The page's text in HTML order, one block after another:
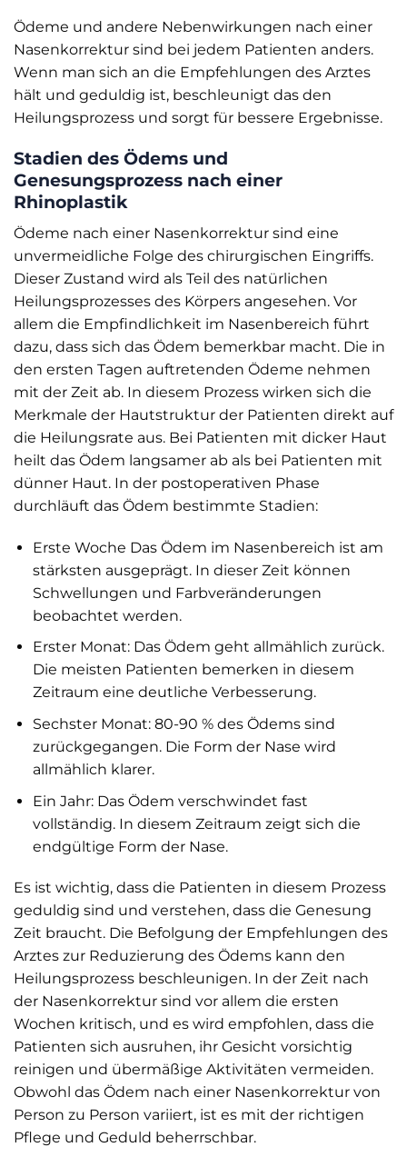
Ödeme und andere Nebenwirkungen nach einer
Nasenkorrektur sind bei jedem Patienten anders.
Wenn man sich an die Empfehlungen des Arztes
hält und geduldig ist, beschleunigt das den
Heilungsprozess und sorgt für bessere Ergebnisse.
Stadien des Ödems und
Genesungsprozess nach einer
Rhinoplastik
Ödeme nach einer Nasenkorrektur sind eine
unvermeidliche Folge des chirurgischen Eingriffs.
Dieser Zustand wird als Teil des natürlichen
Heilungsprozesses des Körpers angesehen. Vor
allem die Empfindlichkeit im Nasenbereich führt
dazu, dass sich das Ödem bemerkbar macht. Die in
den ersten Tagen auftretenden Ödeme nehmen
mit der Zeit ab. In diesem Prozess wirken sich die
Merkmale der Hautstruktur der Patienten direkt auf
die Heilungsrate aus. Bei Patienten mit dicker Haut
heilt das Ödem langsamer ab als bei Patienten mit
dünner Haut. In der postoperativen Phase
durchläuft das Ödem bestimmte Stadien:
Erste Woche Das Ödem im Nasenbereich ist am
stärksten ausgeprägt. In dieser Zeit können
Schwellungen und Farbveränderungen
beobachtet werden.
Erster Monat: Das Ödem geht allmählich zurück.
Die meisten Patienten bemerken in diesem
Zeitraum eine deutliche Verbesserung.
Sechster Monat: 80-90 % des Ödems sind
zurückgegangen. Die Form der Nase wird
allmählich klarer.
Ein Jahr: Das Ödem verschwindet fast
vollständig. In diesem Zeitraum zeigt sich die
endgültige Form der Nase.
Es ist wichtig, dass die Patienten in diesem Prozess
geduldig sind und verstehen, dass die Genesung
Zeit braucht. Die Befolgung der Empfehlungen des
Arztes zur Reduzierung des Ödems kann den
Heilungsprozess beschleunigen. In der Zeit nach
der Nasenkorrektur sind vor allem die ersten
Wochen kritisch, und es wird empfohlen, dass die
Patienten sich ausruhen, ihr Gesicht vorsichtig
reinigen und übermäßige Aktivitäten vermeiden.
Obwohl das Ödem nach einer Nasenkorrektur von
Person zu Person variiert, ist es mit der richtigen
Pflege und Geduld beherrschbar.